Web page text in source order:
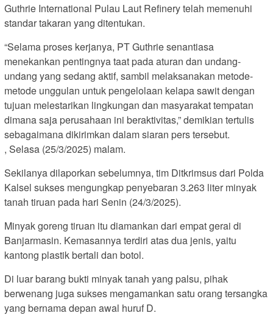
Guthrie International Pulau Laut Refinery telah memenuhi
standar takaran yang ditentukan.
“Selama proses kerjanya, PT Guthrie senantiasa
menekankan pentingnya taat pada aturan dan undang-
undang yang sedang aktif, sambil melaksanakan metode-
metode unggulan untuk pengelolaan kelapa sawit dengan
tujuan melestarikan lingkungan dan masyarakat tempatan
dimana saja perusahaan ini beraktivitas,” demikian tertulis
sebagaimana dikirimkan dalam siaran pers tersebut.
, Selasa (25/3/2025) malam.
Sekilanya dilaporkan sebelumnya, tim Ditkrimsus dari Polda
Kalsel sukses mengungkap penyebaran 3.263 liter minyak
tanah tiruan pada hari Senin (24/3/2025).
Minyak goreng tiruan itu diamankan dari empat gerai di
Banjarmasin. Kemasannya terdiri atas dua jenis, yaitu
kantong plastik bertali dan botol.
Di luar barang bukti minyak tanah yang palsu, pihak
berwenang juga sukses mengamankan satu orang tersangka
yang bernama depan awal huruf D.